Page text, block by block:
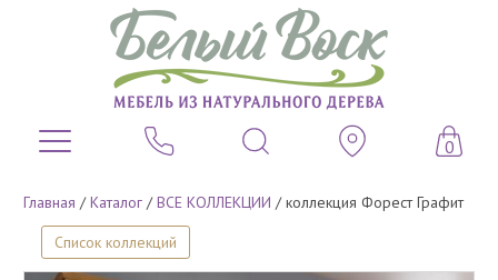
0
Главная /Каталог /ВСЕ КОЛЛЕКЦИИ /коллекция Форест Графит
Список коллекций